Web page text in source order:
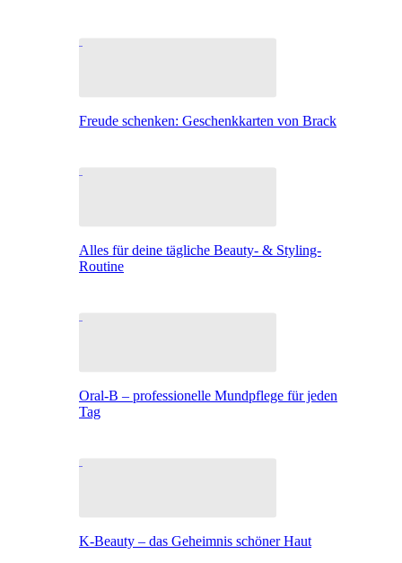
Freude schenken: Geschenkkarten von Brack
Alles für deine tägliche Beauty- & Styling-
Routine
Oral-B – professionelle Mundpflege für jeden
Tag
K-Beauty – das Geheimnis schöner Haut